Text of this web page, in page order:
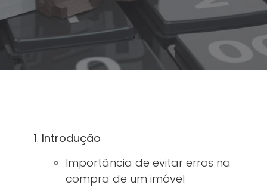
Introdução
Importância de evitar erros na
compra de um imóvel